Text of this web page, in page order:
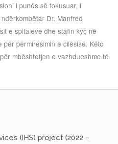
i punës së fokusuar, i
Dr. Manfred
e spitaleve dhe stafin kyç në
përmirësimin e cilësisë. Këto
mbështetjen e vazhdueshme të
(IHS) project (2022 –